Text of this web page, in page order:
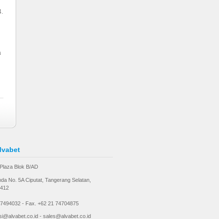
Blok B/AD
No. 5A Ciputat, Tangerang Selatan,
- Fax. +62 21 74704875
- sales@alvabet.co.id